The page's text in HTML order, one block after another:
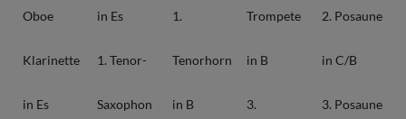
Oboe
Klarinette
in Es
in Es
1. Tenor-
Saxophon
1.
Tenorhorn
in B
Trompete
in B
3.
2. Posaune
in C/B
3. Posaune